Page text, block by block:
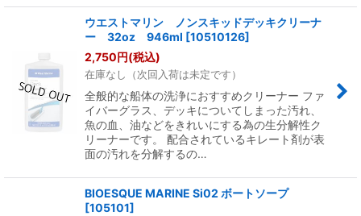
ウエストマリン ノンスキッドデッキクリーナ
ー 32oz 946ml [10510126]
2,750円(税込)
在庫なし（次回入荷は未定です）
全般的な船体の洗浄におすすめクリーナー ファ
イバーグラス、デッキについてしまった汚れ、
魚の血、油などをきれいにする為の生分解性ク
リーナーです。 配合されているキレート剤が表
面の汚れを分解するの…
BIOESQUE MARINE Si02 ボートソープ
[105101]